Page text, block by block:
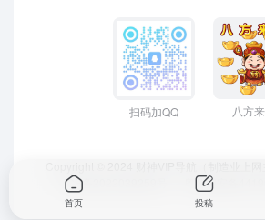
扫码加QQ 八方
ICP备2022039259号
、 粤公网安备
首页 投稿